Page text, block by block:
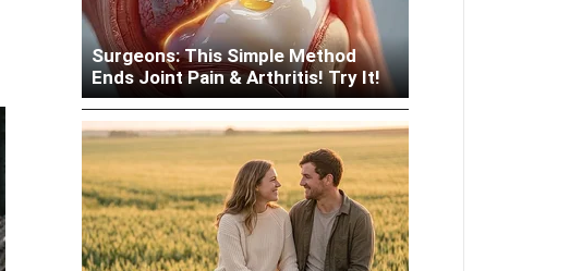
Surgeons: This Simple Method
Ends Joint Pain & Arthritis! Try It!
Columbus: High Blood Sugar
Patients Are Quietly Using This
Liver Fix